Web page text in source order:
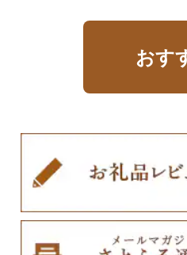
おす